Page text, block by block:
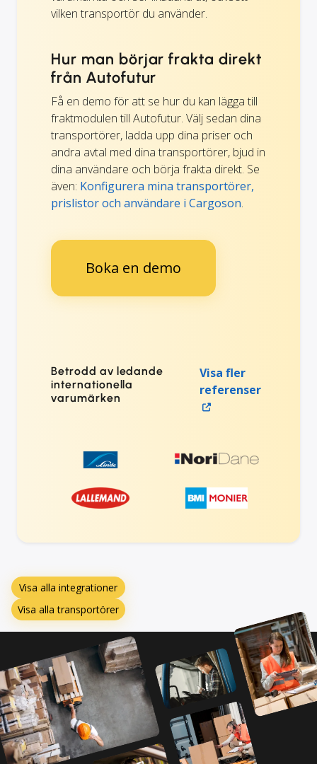
vilken transportör du använder.
Hur man börjar frakta direkt
från Autofutur
Få en demo för att se hur du kan lägga till
fraktmodulen till Autofutur. Välj sedan dina
transportörer, ladda upp dina priser och
andra avtal med dina transportörer, bjud in
dina användare och börja frakta direkt. Se
även: Konfigurera mina transportörer,
prislistor och användare i Cargoson.
Boka en demo
Betrodd av ledande
internationella
varumärken
Visa fler
referenser
Visa alla integrationer
Visa alla transportörer